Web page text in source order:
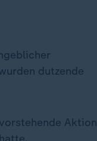
dutzende
Aktion